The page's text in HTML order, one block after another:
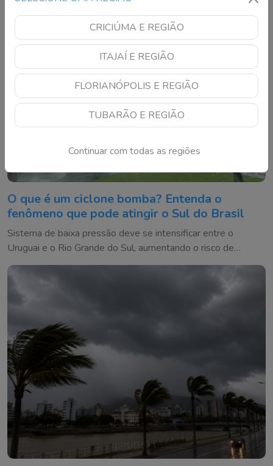
CRICIÚMA E REGIÃO
ITAJAÍ E REGIÃO
FLORIANÓPOLIS E REGIÃO
TUBARÃO E REGIÃO
Continuar com todas as regiões
O que é um ciclone bomba? Entenda o
fenômeno que pode atingir o Sul do Brasil
Sistema de baixa pressão deve se intensificar entre o
Uruguai e o Rio Grande do Sul, aumentando o risco de
temporais e ventos fortes